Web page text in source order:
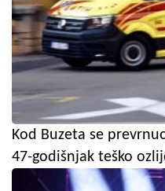
Kod Buzeta se
47-godišnjak teško